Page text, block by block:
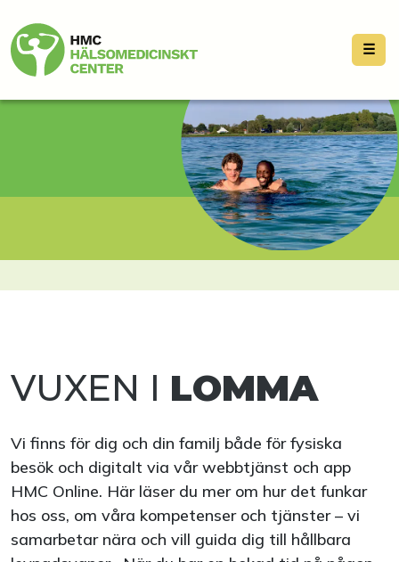
☰
VUXEN I LOMMA
Vi finns för dig och din familj både för fysiska
besök och digitalt via vår webbtjänst och app
HMC Online. Här läser du mer om hur det funkar
hos oss, om våra kompetenser och tjänster – vi
samarbetar nära och vill guida dig till hållbara